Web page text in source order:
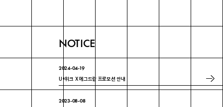
NOTICE
2024-04-19
U+위크 X 에그드랍 프로모션 안내
2023-08-08